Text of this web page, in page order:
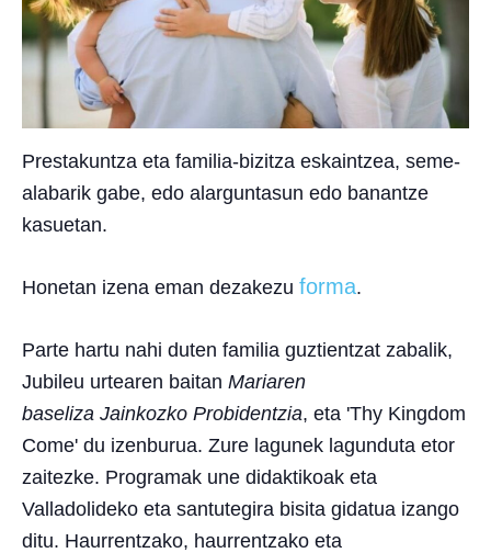
Prestakuntza eta familia-bizitza eskaintzea, seme-
alabarik gabe, edo alarguntasun edo banantze
kasuetan.
Honetan izena eman dezakezu forma.
Parte hartu nahi duten familia guztientzat zabalik,
Jubileu urtearen baitan Mariaren
baseliza Jainkozko Probidentzia, eta 'Thy Kingdom
Come' du izenburua. Zure lagunek lagunduta etor
zaitezke. Programak une didaktikoak eta
Valladolideko eta santutegira bisita gidatua izango
ditu. Haurrentzako, haurrentzako eta